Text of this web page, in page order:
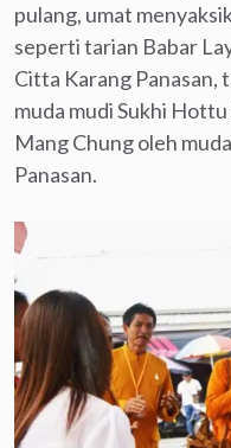
pulang, umat
seperti tarian Babar
Citta Karang Panasan,
muda mudi Sukhi
Mang Chung oleh
Panasan.